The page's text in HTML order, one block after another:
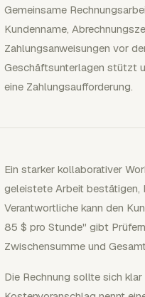
Gemeinsame
Kundenname,
Zahlungsanweisungen vor
Geschäftsunterlagen stützt
eine Zahlungsaufforderung.
Ein starker kollaborativer
geleistete Arbeit bestätigen,
Verantwortliche kann den
85 $ pro Stunde" gibt
Zwischensumme und
Die Rechnung sollte sich